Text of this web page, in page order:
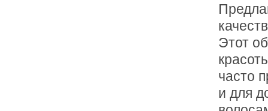
Этот
часто
и для